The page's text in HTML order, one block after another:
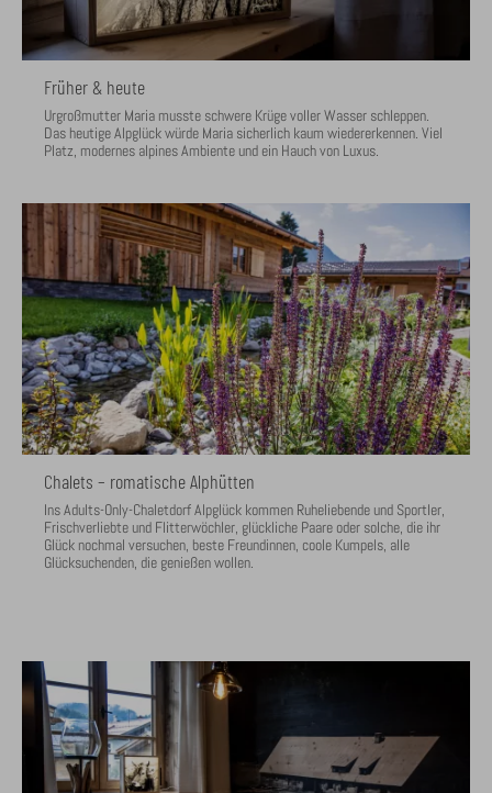
Früher & heute
Urgroßmutter Maria musste schwere Krüge voller Wasser schleppen.
Das heutige Alpglück würde Maria sicherlich kaum wiedererkennen. Viel
Platz, modernes alpines Ambiente und ein Hauch von Luxus.
Chalets – romatische Alphütten
Ins Adults-Only-Chaletdorf Alpglück kommen Ruheliebende und Sportler,
Frischverliebte und Flitterwöchler, glückliche Paare oder solche, die ihr
Glück nochmal versuchen, beste Freundinnen, coole Kumpels, alle
Glücksuchenden, die genießen wollen.